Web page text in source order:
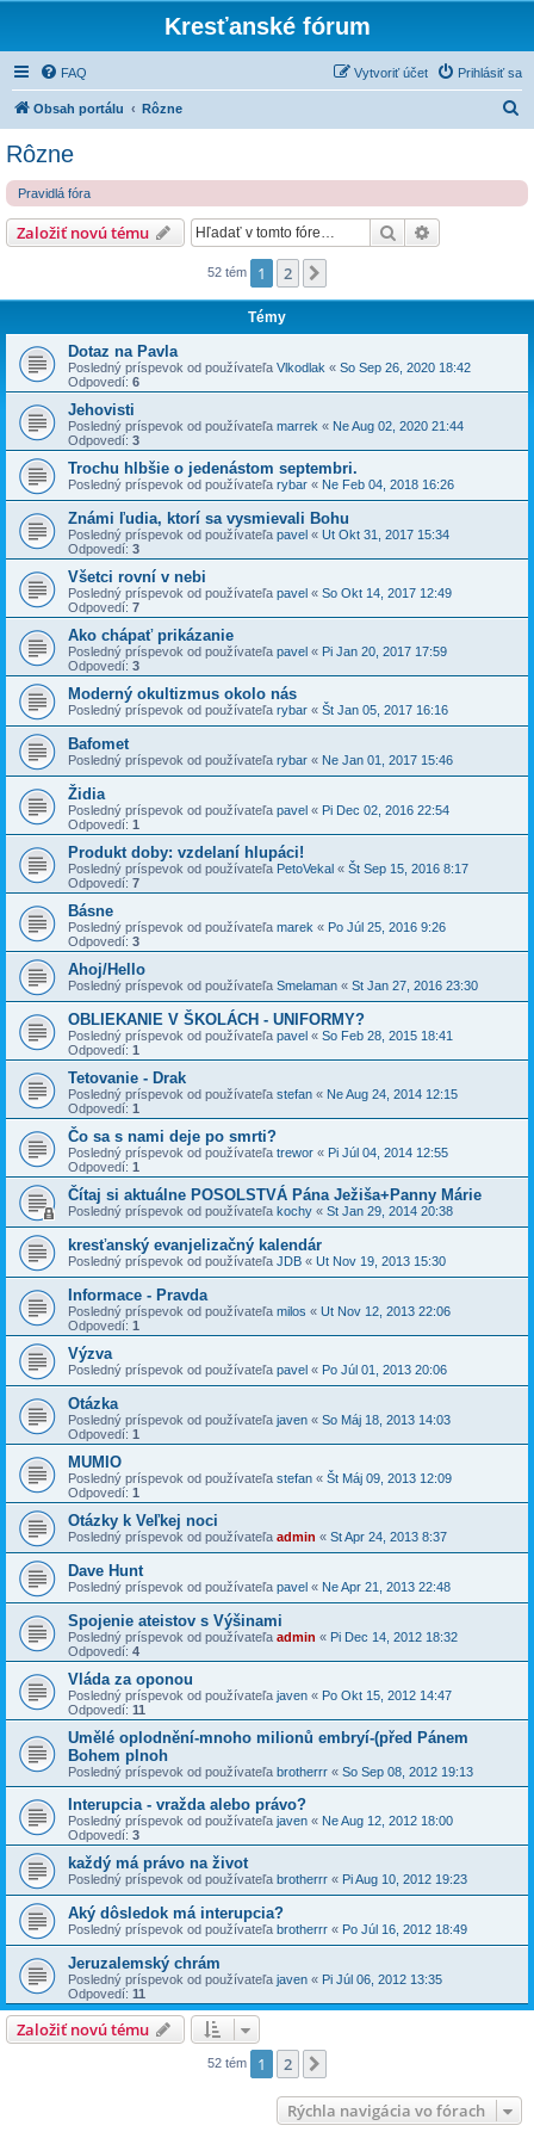
Kresťanské fórum
FAQ Prihlásiť sa
Vytvoriť účet
Obsah portálu Rôzne
Rôzne
Pravidlá fóra
Založiť novú tému Hľadať
52 tém 1 2
Témy
Dotaz na Pavla
Posledný príspevok od používateľa Vlkodlak « So Sep 26, 2020 18:42
Odpovedí: 6
Jehovisti
Posledný príspevok od používateľa marrek « Ne Aug 02, 2020 21:44
Odpovedí: 3
Trochu hlbšie o jedenástom septembri.
Posledný príspevok od používateľa rybar « Ne Feb 04, 2018 16:26
Známi ľudia, ktorí sa vysmievali Bohu
Posledný príspevok od používateľa pavel « Ut Okt 31, 2017 15:34
Odpovedí: 3
Všetci rovní v nebi
Posledný príspevok od používateľa pavel « So Okt 14, 2017 12:49
Odpovedí: 7
Ako chápať prikázanie
Posledný príspevok od používateľa pavel « Pi Jan 20, 2017 17:59
Odpovedí: 3
Moderný okultizmus okolo nás
Posledný príspevok od používateľa rybar « Št Jan 05, 2017 16:16
Bafomet
Posledný príspevok od používateľa rybar « Ne Jan 01, 2017 15:46
Židia
Posledný príspevok od používateľa pavel « Pi Dec 02, 2016 22:54
Odpovedí: 1
Produkt doby: vzdelaní hlupáci!
Posledný príspevok od používateľa PetoVekal « Št Sep 15, 2016 8:17
Odpovedí: 7
Básne
Posledný príspevok od používateľa marek « Po Júl 25, 2016 9:26
Odpovedí: 3
Ahoj/Hello
Posledný príspevok od používateľa Smelaman « St Jan 27, 2016 23:30
OBLIEKANIE V ŠKOLÁCH - UNIFORMY?
Posledný príspevok od používateľa pavel « So Feb 28, 2015 18:41
Odpovedí: 1
Tetovanie - Drak
Posledný príspevok od používateľa stefan « Ne Aug 24, 2014 12:15
Odpovedí: 1
Čo sa s nami deje po smrti?
Posledný príspevok od používateľa trewor « Pi Júl 04, 2014 12:55
Odpovedí: 1
Čítaj si aktuálne POSOLSTVÁ Pána Ježiša+Panny Márie
Posledný príspevok od používateľa kochy « St Jan 29, 2014 20:38
kresťanský evanjelizačný kalendár
Posledný príspevok od používateľa JDB « Ut Nov 19, 2013 15:30
Informace - Pravda
Posledný príspevok od používateľa milos « Ut Nov 12, 2013 22:06
Odpovedí: 1
Výzva
Posledný príspevok od používateľa pavel « Po Júl 01, 2013 20:06
Otázka
Posledný príspevok od používateľa javen « So Máj 18, 2013 14:03
Odpovedí: 1
MUMIO
Posledný príspevok od používateľa stefan « Št Máj 09, 2013 12:09
Odpovedí: 1
Otázky k Veľkej noci
Posledný príspevok od používateľa admin « St Apr 24, 2013 8:37
Dave Hunt
Posledný príspevok od používateľa pavel « Ne Apr 21, 2013 22:48
Spojenie ateistov s Výšinami
Posledný príspevok od používateľa admin « Pi Dec 14, 2012 18:32
Odpovedí: 4
Vláda za oponou
Posledný príspevok od používateľa javen « Po Okt 15, 2012 14:47
Odpovedí: 11
Umělé oplodnění-mnoho milionů embryí-(před Pánem
Bohem plnoh
Posledný príspevok od používateľa brotherrr « So Sep 08, 2012 19:13
Interupcia - vražda alebo právo?
Posledný príspevok od používateľa javen « Ne Aug 12, 2012 18:00
Odpovedí: 3
každý má právo na život
Posledný príspevok od používateľa brotherrr « Pi Aug 10, 2012 19:23
Aký dôsledok má interupcia?
Posledný príspevok od používateľa brotherrr « Po Júl 16, 2012 18:49
Jeruzalemský chrám
Posledný príspevok od používateľa javen « Pi Júl 06, 2012 13:35
Odpovedí: 11
Založiť novú tému
52 tém 1 2
Rýchla navigácia vo fórach